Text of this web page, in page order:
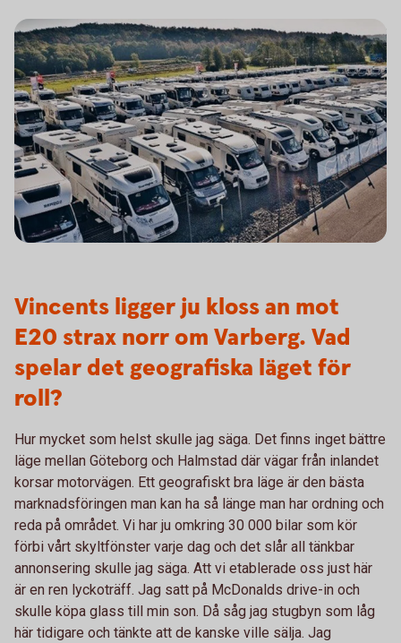
Vincents ligger ju kloss an mot
E20 strax norr om Varberg. Vad
spelar det geografiska läget för
roll?
Hur mycket som helst skulle jag säga. Det finns inget bättre
läge mellan Göteborg och Halmstad där vägar från inlandet
korsar motorvägen. Ett geografiskt bra läge är den bästa
marknadsföringen man kan ha så länge man har ordning och
reda på området. Vi har ju omkring 30 000 bilar som kör
förbi vårt skyltfönster varje dag och det slår all tänkbar
annonsering skulle jag säga. Att vi etablerade oss just här
är en ren lyckoträff. Jag satt på McDonalds drive-in och
skulle köpa glass till min son. Då såg jag stugbyn som låg
här tidigare och tänkte att de kanske ville sälja. Jag